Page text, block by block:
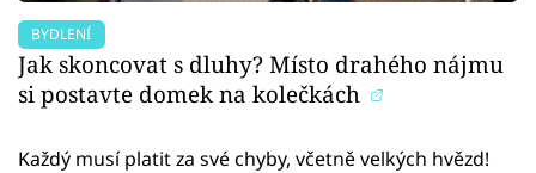
BYDLENÍ
Jak skoncovat s dluhy? Místo drahého nájmu
si postavte domek na kolečkách
Každý musí platit za své chyby, včetně velkých hvězd!